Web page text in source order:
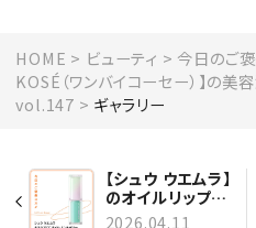
HOME ビューティ 今日のご
KOSÉ（ワンバイコーセー）】の美
vol.147
ギャラリー
【シュウ ウエムラ】
のオイルリップ
は、唇のくすみ補
2026.04.11